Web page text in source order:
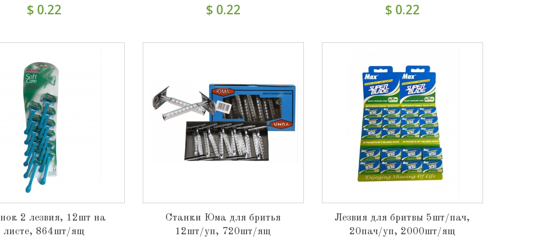
$ 0.22 $ 0.22 $ 0.22
2 лезвия, 12шт на
листе, 864шт/ящ
Станки Юма для бритья
12шт/уп, 720шт/ящ
Лезвия для бритвы 5шт/пач,
20пач/уп, 2000шт/ящ